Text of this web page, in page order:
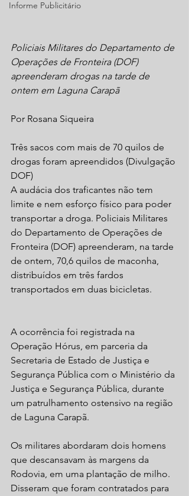
Informe Publicitário
Policiais Militares do Departamento de
Operações de Fronteira (DOF)
apreenderam drogas na tarde de
ontem em Laguna Carapã
Por Rosana Siqueira
Três sacos com mais de 70 quilos de
drogas foram apreendidos (Divulgação
DOF)
A audácia dos traficantes não tem
limite e nem esforço físico para poder
transportar a droga. Policiais Militares
do Departamento de Operações de
Fronteira (DOF) apreenderam, na tarde
de ontem, 70,6 quilos de maconha,
distribuídos em três fardos
transportados em duas bicicletas.
A ocorrência foi registrada na
Operação Hórus, em parceria da
Secretaria de Estado de Justiça e
Segurança Pública com o Ministério da
Justiça e Segurança Pública, durante
um patrulhamento ostensivo na região
de Laguna Carapã.
Os militares abordaram dois homens
que descansavam às margens da
Rodovia, em uma plantação de milho.
Disseram que foram contratados para